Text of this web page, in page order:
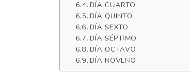
DÍA CUARTO
DÍA QUINTO
DÍA SEXTO
DÍA SÉPTIMO
DÍA OCTAVO
DÍA NOVENO